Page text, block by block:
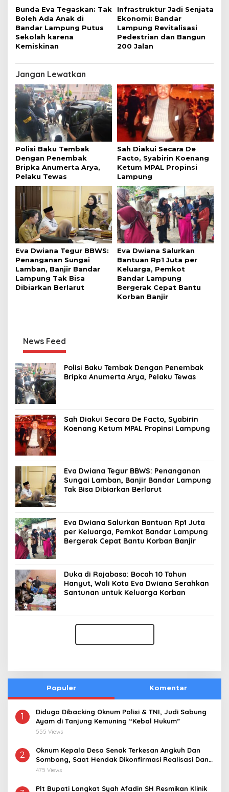
Bunda Eva Tegaskan: Tak
Boleh Ada Anak di
Bandar Lampung Putus
Sekolah karena
Kemiskinan
Infrastruktur Jadi Senjata
Ekonomi: Bandar
Lampung Revitalisasi
Pedestrian dan Bangun
200 Jalan
Jangan Lewatkan
Polisi Baku Tembak
Dengan Penembak
Bripka Anumerta Arya,
Pelaku Tewas
Sah Diakui Secara De
Facto, Syabirin Koenang
Ketum MPAL Propinsi
Lampung
Eva Dwiana Tegur BBWS:
Penanganan Sungai
Lamban, Banjir Bandar
Lampung Tak Bisa
Dibiarkan Berlarut
Eva Dwiana Salurkan
Bantuan Rp1 Juta per
Keluarga, Pemkot
Bandar Lampung
Bergerak Cepat Bantu
Korban Banjir
News Feed
Polisi Baku Tembak Dengan Penembak
Bripka Anumerta Arya, Pelaku Tewas
Sah Diakui Secara De Facto, Syabirin
Koenang Ketum MPAL Propinsi Lampung
Eva Dwiana Tegur BBWS: Penanganan
Sungai Lamban, Banjir Bandar Lampung
Tak Bisa Dibiarkan Berlarut
Eva Dwiana Salurkan Bantuan Rp1 Juta
per Keluarga, Pemkot Bandar Lampung
Bergerak Cepat Bantu Korban Banjir
Duka di Rajabasa: Bocah 10 Tahun
Hanyut, Wali Kota Eva Dwiana Serahkan
Santunan untuk Keluarga Korban
Populer Komentar
1
Diduga Dibacking Oknum Polisi & TNI, Judi Sabung
Ayam di Tanjung Kemuning “Kebal Hukum”
555 Views
2
Oknum Kepala Desa Senak Terkesan Angkuh Dan
Sombong, Saat Hendak Dikonfirmasi Realisasi Dana
Desa 2021-2024
475 Views
Plt Bupati Langkat Syah Afadin SH Resmikan Klinik